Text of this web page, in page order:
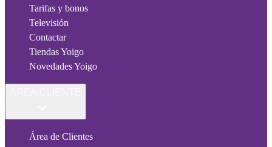
Tarifas y bonos
Televisión
Contactar
Tiendas Yoigo
Novedades Yoigo
Área de Clientes